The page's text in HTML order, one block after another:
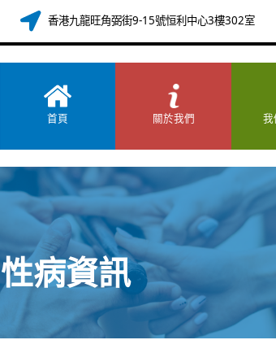
香港九龍旺角弼街9-15號恒利中心3樓302室
首頁 關於我們 我
性病資訊